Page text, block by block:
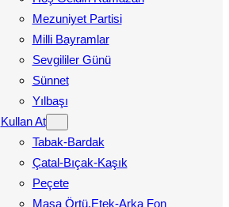
Mezuniyet Partisi
Milli Bayramlar
Sevgililer Günü
Sünnet
Yılbaşı
Kullan At
Tabak-Bardak
Çatal-Bıçak-Kaşık
Peçete
Masa Örtü,Etek-Arka Fon